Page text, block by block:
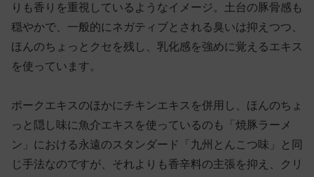
りも香りを重視しているようなイメージ。土台の豚骨感も
穏やかで、一般的にネガティブとされる臭いは抑えつつ、
ほんのちょっとクセを残し、乳化感を強めに覚えるエキス
を使っています。
ポークエキスのほかにチキンエキスを併用し、ほんのちょ
っと隠し味に魚介エキスを使っているのも「焼豚ラーメ
ン」における永遠のスタンダード「九州とんこつ味」と同
じ手法なのですが、それよりも香辛料の主張を抑え、クリ